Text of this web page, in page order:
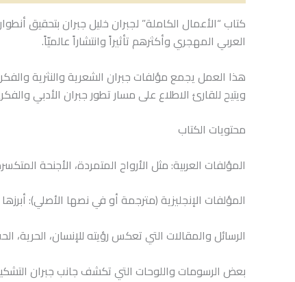
العربي المهجري وأكثرهم تأثيراً وانتشاراً عالميّاً.
هذا العمل يجمع مؤلفات جبران الشعرية والنثرية
ويتيح للقارئ الاطلاع على مسار تطور جبران الأدبي
محتويات الكتاب
المؤلفات العربية: مثل الأرواح المتمردة، الأجنحة
المؤلفات الإنجليزية (مترجمة أو في نصها الأصلي):
الرسائل والمقالات التي تعكس رؤيته للإنسان، الحرية،
بعض الرسومات واللوحات التي تكشف جانب جبران